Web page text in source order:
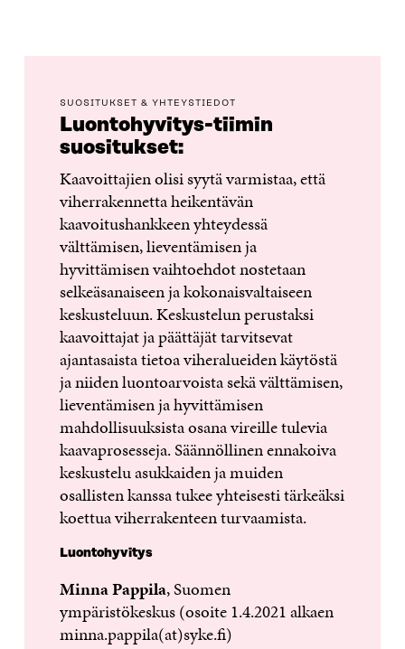
SUOSITUKSET & YHTEYSTIEDOT
Luontohyvitys-tiimin
suositukset:
Kaavoittajien olisi syytä varmistaa, että
viherrakennetta heikentävän
kaavoitushankkeen yhteydessä
välttämisen, lieventämisen ja
hyvittämisen vaihtoehdot nostetaan
selkeäsanaiseen ja kokonaisvaltaiseen
keskusteluun. Keskustelun perustaksi
kaavoittajat ja päättäjät tarvitsevat
ajantasaista tietoa viheralueiden käytöstä
ja niiden luontoarvoista sekä välttämisen,
lieventämisen ja hyvittämisen
mahdollisuuksista osana vireille tulevia
kaavaprosesseja. Säännöllinen ennakoiva
keskustelu asukkaiden ja muiden
osallisten kanssa tukee yhteisesti tärkeäksi
koettua viherrakenteen turvaamista.
Luontohyvitys
Minna Pappila, Suomen
ympäristökeskus (osoite 1.4.2021 alkaen
minna.pappila(at)syke.fi)